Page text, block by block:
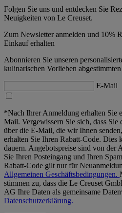
Folgen Sie uns und entdecken Sie
Neuigkeiten von Le Creuset.
Zum Newsletter anmelden und 10%
Einkauf erhalten
Abonnieren Sie unseren
kulinarischen Vorlieben
E-Mail
*Nach Ihrer Anmeldung erhalten Sie
Mail. Vergewissern Sie sich, dass
über die E-Mail, die wir Ihnen
erhalten Sie Ihren Rabatt-Code. Dies
dauern. Angebotspreise sind von der
Sie Ihren Posteingang und Ihren
Rabatt-Code gilt nur für
Allgemeinen Geschäftsbedingungen.
stimmen zu, dass die Le Creuset
AG Ihre Daten als gemeinsame
Datenschutzerklärung.